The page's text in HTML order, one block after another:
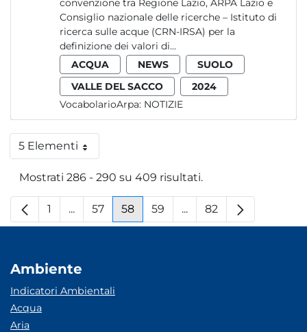
convenzione tra Regione Lazio, ARPA Lazio e
Consiglio nazionale delle ricerche – Istituto di
ricerca sulle acque (CRN-IRSA) per la
definizione dei valori di...
ACQUA
NEWS
SUOLO
VALLE DEL SACCO
2024
VocabolarioArpa: NOTIZIE
5 ElementiPer pagina
Mostrati 286 - 290 su 409 risultati.
Pagina
1 ...Pagine intermedie
Pagina
57 Pagina
58 Pagina
59 ...Pagine intermedie
Pagina
82
Ambiente
Indicatori Ambientali
Acqua
Aria